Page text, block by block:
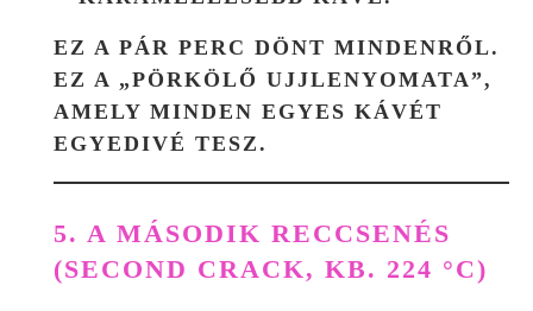
EZ A PÁR PERC DÖNT MINDENRŐL.
EZ A „PÖRKÖLŐ UJJLENYOMATA”,
AMELY MINDEN EGYES KÁVÉT
EGYEDIVÉ TESZ.
5. A MÁSODIK RECCSENÉS
(SECOND CRACK, KB. 224 °C)